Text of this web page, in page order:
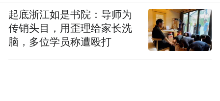
起底浙江如是书院：导师为
传销头目，用歪理给家长洗
脑，多位学员称遭殴打